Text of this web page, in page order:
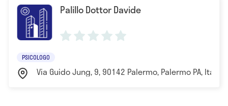
Palillo Dottor Davide
PSICOLOGO
Via Guido Jung, 9, 90142 Palermo, Palermo PA, Italia